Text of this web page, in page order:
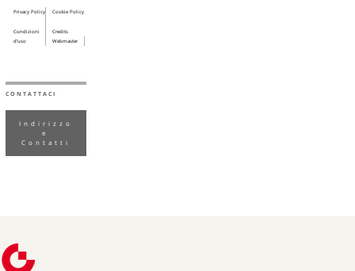
Privacy Policy Cookie Policy
Condizioni
d’uso
Credits
Webmaster
CONTATTACI
Indirizzo
e
Contatti